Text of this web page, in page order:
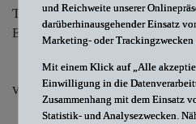
Telefon
+49 30 327 787 64
E-Mail
schek@db-law.de
V-CARD
und Reichweite unserer
darüberhinausgehender Einsatz
Marketing- oder Trackingzwecken
Mit einem Klick auf „Alle
Einwilligung in die
Zusammenhang mit dem Einsatz
Statistik- und Analysezwecken.